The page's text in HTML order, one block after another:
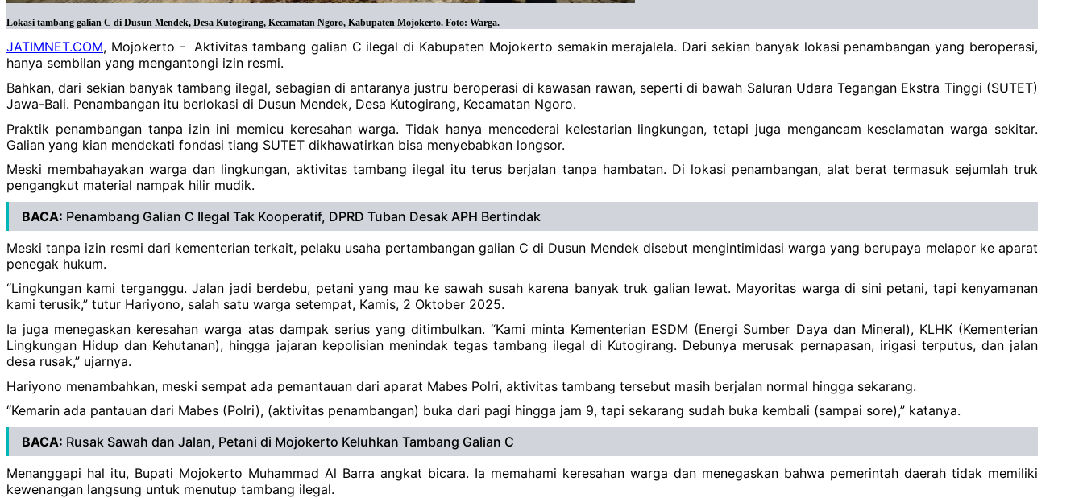
Lokasi tambang galian C di Dusun Mendek, Desa Kutogirang, Kecamatan Ngoro, Kabupaten Mojokerto. Foto: Warga.
JATIMNET.COM, Mojokerto - Aktivitas tambang galian C ilegal di Kabupaten Mojokerto semakin merajalela. Dari sekian banyak lokasi penambangan yang beroperasi,
hanya sembilan yang mengantongi izin resmi.
Bahkan, dari sekian banyak tambang ilegal, sebagian di antaranya justru beroperasi di kawasan rawan, seperti di bawah Saluran Udara Tegangan Ekstra Tinggi (SUTET)
Jawa-Bali. Penambangan itu berlokasi di Dusun Mendek, Desa Kutogirang, Kecamatan Ngoro.
Praktik penambangan tanpa izin ini memicu keresahan warga. Tidak hanya mencederai kelestarian lingkungan, tetapi juga mengancam keselamatan warga sekitar.
Galian yang kian mendekati fondasi tiang SUTET dikhawatirkan bisa menyebabkan longsor.
Meski membahayakan warga dan lingkungan, aktivitas tambang ilegal itu terus berjalan tanpa hambatan. Di lokasi penambangan, alat berat termasuk sejumlah truk
pengangkut material nampak hilir mudik.
BACA: Penambang Galian C Ilegal Tak Kooperatif, DPRD Tuban Desak APH Bertindak
Meski tanpa izin resmi dari kementerian terkait, pelaku usaha pertambangan galian C di Dusun Mendek disebut mengintimidasi warga yang berupaya melapor ke aparat
penegak hukum.
“Lingkungan kami terganggu. Jalan jadi berdebu, petani yang mau ke sawah susah karena banyak truk galian lewat. Mayoritas warga di sini petani, tapi kenyamanan
kami terusik,” tutur Hariyono, salah satu warga setempat, Kamis, 2 Oktober 2025.
Ia juga menegaskan keresahan warga atas dampak serius yang ditimbulkan. “Kami minta Kementerian ESDM (Energi Sumber Daya dan Mineral), KLHK (Kementerian
Lingkungan Hidup dan Kehutanan), hingga jajaran kepolisian menindak tegas tambang ilegal di Kutogirang. Debunya merusak pernapasan, irigasi terputus, dan jalan
desa rusak,” ujarnya.
Hariyono menambahkan, meski sempat ada pemantauan dari aparat Mabes Polri, aktivitas tambang tersebut masih berjalan normal hingga sekarang.
“Kemarin ada pantauan dari Mabes (Polri), (aktivitas penambangan) buka dari pagi hingga jam 9, tapi sekarang sudah buka kembali (sampai sore),” katanya.
BACA: Rusak Sawah dan Jalan, Petani di Mojokerto Keluhkan Tambang Galian C
Menanggapi hal itu, Bupati Mojokerto Muhammad Al Barra angkat bicara. Ia memahami keresahan warga dan menegaskan bahwa pemerintah daerah tidak memiliki
kewenangan langsung untuk menutup tambang ilegal.